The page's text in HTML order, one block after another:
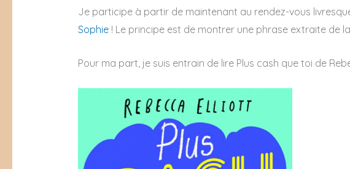
Je participe à partir de maintenant au rendez-vous
Sophie! Le principe est de montrer une phrase extraite de
Pour ma part, je suis entrain de lire Plus cash que toi de